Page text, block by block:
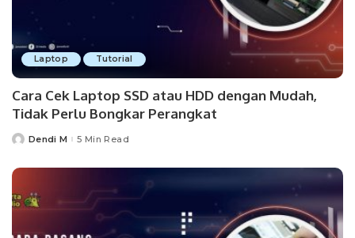
Laptop Tutorial
Cara Cek Laptop SSD atau HDD dengan Mudah,
Tidak Perlu Bongkar Perangkat
PostedDendi M 5 Min Read